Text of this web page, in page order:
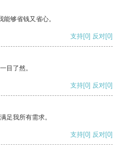
够省钱又省心。
支持[0] 反对[0]
目了然。
支持[0] 反对[0]
足我所有需求。
支持[0] 反对[0]